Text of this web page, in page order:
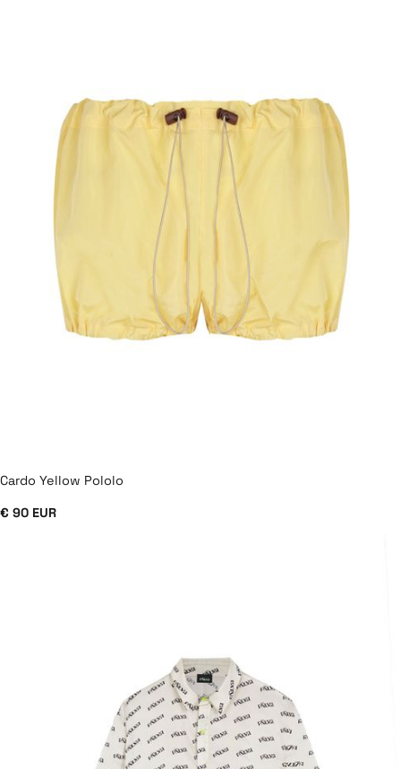
Cardo Yellow Pololo
€ 90 EUR